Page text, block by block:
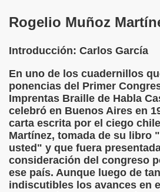
Rogelio Muñoz
Introducción: Carlos García
En uno de los cuadernillos
ponencias del Primer
Imprentas Braille de Habla
celebró en Buenos Aires en
carta escrita por el ciego
Martínez, tomada de su libro
usted" y que fuera
consideración del congreso
ese país. Aunque luego de
indiscutibles los avances en
(grup d'Afiliats CRE ONCE
Visual (Pedro Zurita)
los Ciegos (Pablo Madrid
Bejarano)
León (Juan José Miñana)
a Charles Barbier (Pablo Madrid
(Pedro Zurita)